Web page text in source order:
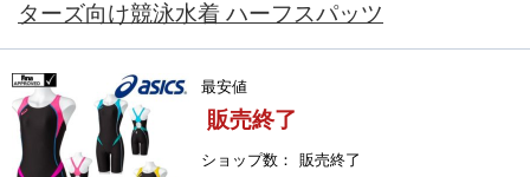
ターズ向け競泳水着 ハーフスパッツ
最安値
販売終了
ショップ数 販売終了